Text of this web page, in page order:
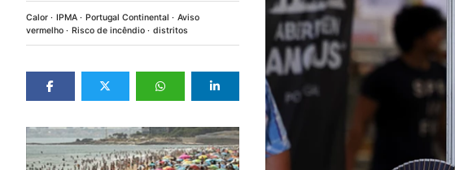
Calor IPMA Portugal Continental
Aviso
vermelho
Risco de incêndio distritos